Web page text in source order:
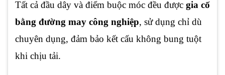
Tất cả đầu dây và điểm buộc móc đều được gia cố
bằng đường may công nghiệp, sử dụng chỉ dù
chuyên dụng, đảm bảo kết cấu không bung tuột
khi chịu tải.